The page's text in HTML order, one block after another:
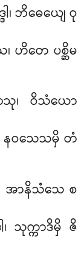
၊ ဘိဓေယျေ ဝု
ဟိတေ ပစ္ဆိမ
သု၊ ဝိသံယော
နဝသေသမှိ တံ
အာနိသံသေ စ
သုက္ကာဒိမှိ ဇိ